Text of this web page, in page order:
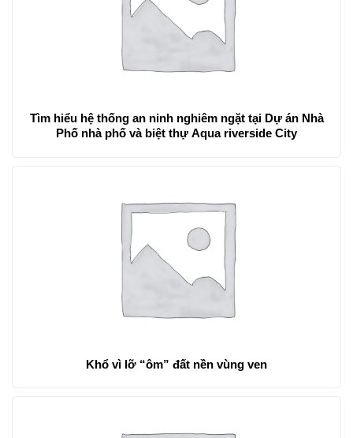
Tìm hiểu hệ thống an ninh nghiêm ngặt tại Dự án Nhà
Phố nhà phố và biệt thự Aqua riverside City
Khổ vì lỡ “ôm” đất nền vùng ven